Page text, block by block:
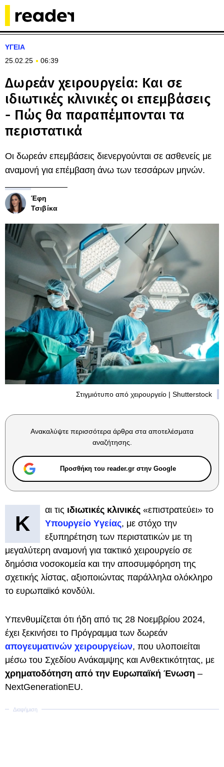
ΥΓΕΙΑ
25.02.25
06:39
Δωρεάν χειρουργεία: Και σε
ιδιωτικές κλινικές οι επεμβάσεις
- Πώς θα παραπέμπονται τα
περιστατικά
Οι δωρεάν επεμβάσεις διενεργούνται σε ασθενείς με
αναμονή για επέμβαση άνω των τεσσάρων μηνών.
Έφη
Τσιβίκα
Στιγμιότυπο από χειρουργείο | Shutterstock
Ανακαλύψτε περισσότερα άρθρα στα αποτελέσματα
αναζήτησης.
Προσθήκη του reader.gr στην Google
Κ
αι τις ιδιωτικές κλινικές «επιστρατεύει» το
Υπουργείο Yγείας, με στόχο την
εξυπηρέτηση των περιστατικών με τη
μεγαλύτερη αναμονή για τακτικό χειρουργείο σε
δημόσια νοσοκομεία και την αποσυμφόρηση της
σχετικής λίστας, αξιοποιώντας παράλληλα ολόκληρο
το ευρωπαϊκό κονδύλι.
Υπενθυμίζεται ότι ήδη από τις 28 Νοεμβρίου 2024,
έχει ξεκινήσει το Πρόγραμμα των δωρεάν
απογευματινών χειρουργείων, που υλοποιείται
μέσω του Σχεδίου Ανάκαμψης και Ανθεκτικότητας, με
χρηματοδότηση από την Ευρωπαϊκή Ένωση –
NextGenerationEU.